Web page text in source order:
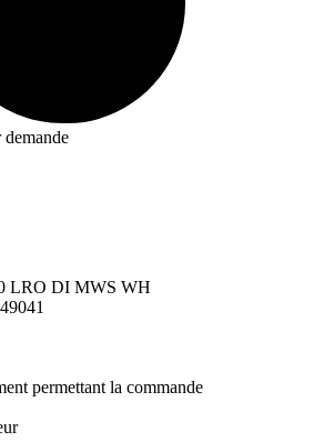
LRO DI MWS WH
permettant la commande